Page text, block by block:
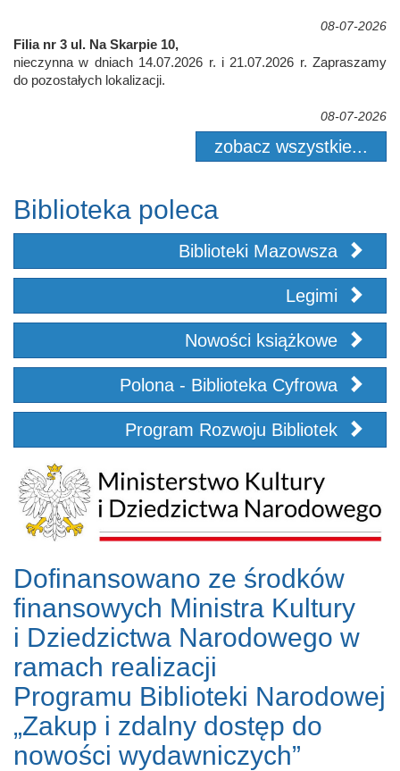
08-07-2026
Filia nr 3 ul. Na Skarpie 10,
nieczynna w dniach 14.07.2026 r. i 21.07.2026 r. Zapraszamy
do pozostałych lokalizacji.
08-07-2026
zobacz wszystkie...
Biblioteka poleca
Biblioteki Mazowsza
Legimi
Nowości książkowe
Polona - Biblioteka Cyfrowa
Program Rozwoju Bibliotek
Dofinansowano ze środków
finansowych Ministra Kultury
i Dziedzictwa Narodowego w
ramach realizacji
Programu Biblioteki Narodowej
„Zakup i zdalny dostęp do
nowości wydawniczych”